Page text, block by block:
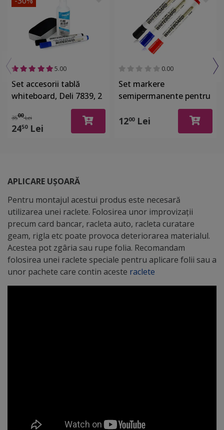
5.00
Set accesorii tablă
whiteboard, Deli 7839, 2
markere, spray şi burete
3500Lei
2450Lei
0.00
Set markere
semipermanente pentru
tabla whiteboard, Deli
6817, 3 culori - negru,
1200Lei
APLICARE UȘOARĂ
Pentru montajul acestui produs este necesară
utilizarea unei raclete. Folosirea unor improvizații
precum card bancar, racleta auto, racleta curatare
geam, rigla etc poate provoca deteriorarea materialul.
Acestea pot zgâria sau rupe folia. Recomandam
folosirea unei raclete speciale pentru aplicare folii sau a
unor pachete care contin aceste raclete